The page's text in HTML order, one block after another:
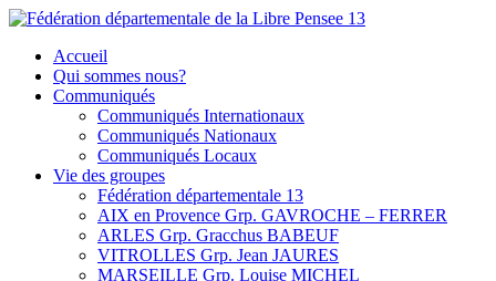
Skip
content
Fédération départementale de la Libre Pensee 13
Membre de la fédération Nationale de la Libre Pensée ni dieu ni
maitre
Accueil
Qui sommes nous?
Communiqués
Communiqués Internationaux
Communiqués Nationaux
Communiqués Locaux
Vie des groupes
Fédération départementale 13
AIX en Provence Grp. GAVROCHE – FERRER
ARLES Grp. Gracchus BABEUF
VITROLLES Grp. Jean JAURES
MARSEILLE Grp. Louise MICHEL